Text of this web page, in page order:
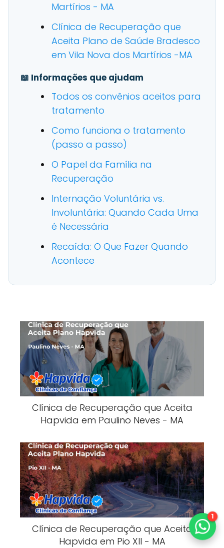
Martírios - MA
Clínica de Recuperação que
Aceita Plano de Saúde Bradesco
em Vila Nova dos Martírios -MA
📖 Informações que ajudam
Todos os convênios aceitos para
tratamento
Como funciona o tratamento
(passo a passo)
O Papel da Família na
Recuperação
Internação Voluntária vs.
Involuntária: Quando Cada Uma
é Necessária
Recaída: O Que Fazer Quando
Acontece
Clínica de Recuperação que Aceita
Hapvida em Paulino Neves - MA
Clínica de Recuperação que Aceita
Hapvida em Pio XII - MA
1